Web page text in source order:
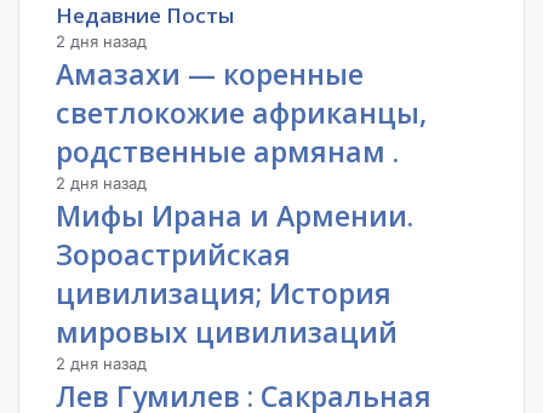
Недавние Посты
2 дня назад
Амазахи — коренные
светлокожие африканцы,
родственные армянам .
2 дня назад
Мифы Ирана и Армении.
Зороастрийская
цивилизация; История
мировых цивилизаций
2 дня назад
Лев Гумилев : Сакральная